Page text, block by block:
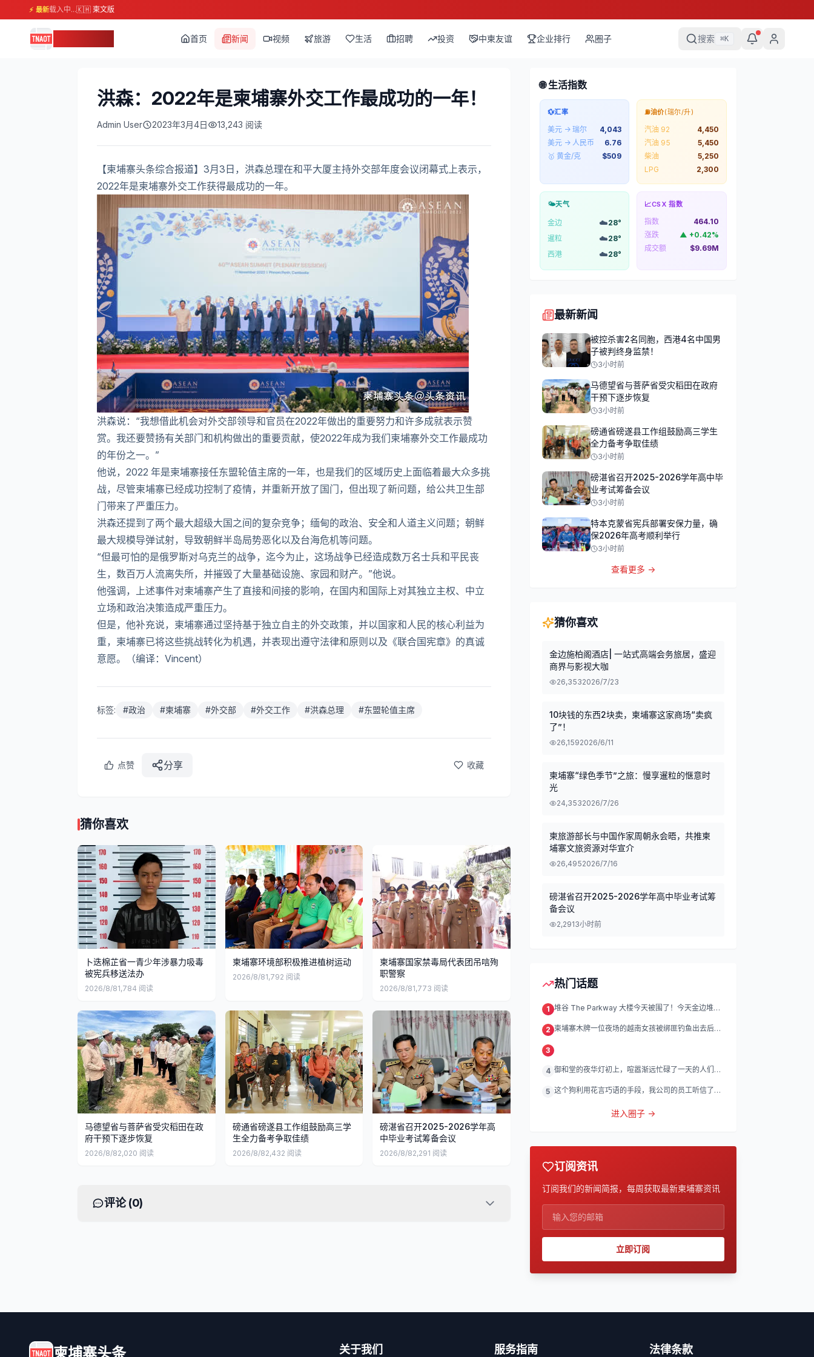
⚡ 最新载入中...🇰🇭 柬文版
首页 新闻 视频 旅游 生活 招聘 投资 中柬友谊 企业排行 圈子 搜索 ⌘K
洪森：2022年是柬埔寨外交工作最成功的一年！
Admin User 2023年3月4日 13,243 阅读
【柬埔寨头条综合报道】3月3日，洪森总理在和平大厦主持外交部年度会议闭幕式上表示，
2022年是柬埔寨外交工作获得最成功的一年。
洪森说：“我想借此机会对外交部领导和官员在2022年做出的重要努力和许多成就表示赞
赏。我还要赞扬有关部门和机构做出的重要贡献，使2022年成为我们柬埔寨外交工作最成功
的年份之一。”
他说，2022 年是柬埔寨接任东盟轮值主席的一年，也是我们的区域历史上面临着最大众多挑
战，尽管柬埔寨已经成功控制了疫情，并重新开放了国门，但出现了新问题，给公共卫生部
门带来了严重压力。
洪森还提到了两个最大超级大国之间的复杂竞争；缅甸的政治、安全和人道主义问题；朝鲜
最大规模导弹试射，导致朝鲜半岛局势恶化以及台海危机等问题。
“但最可怕的是俄罗斯对乌克兰的战争，迄今为止，这场战争已经造成数万名士兵和平民丧
生，数百万人流离失所，并摧毁了大量基础设施、家园和财产。”他说。
他强调，上述事件对柬埔寨产生了直接和间接的影响，在国内和国际上对其独立主权、中立
立场和政治决策造成严重压力。
但是，他补充说，柬埔寨通过坚持基于独立自主的外交政策，并以国家和人民的核心利益为
重，柬埔寨已将这些挑战转化为机遇，并表现出遵守法律和原则以及《联合国宪章》的真诚
意愿。（编译：Vincent）
标签: #政治 #柬埔寨 #外交部 #外交工作 #洪森总理 #东盟轮值主席
点赞 分享 收藏
猜你喜欢
卜迭棉芷省一青少年涉暴力吸毒
被宪兵移送法办
2026/8/81,784 阅读
柬埔寨环境部积极推进植树运动
2026/8/81,792 阅读
柬埔寨国家禁毒局代表团吊唁殉
职警察
2026/8/81,773 阅读
马德望省与菩萨省受灾稻田在政
府干预下逐步恢复
2026/8/82,020 阅读
磅通省磅遂县工作组鼓励高三学
生全力备考争取佳绩
2026/8/82,432 阅读
磅湛省召开2025-2026学年高
中毕业考试筹备会议
2026/8/82,291 阅读
评论 (0)
🌐 生活指数
💱汇率
美元 → 瑞尔
4,043
美元 → 人民币
6.76
🥇 黄金/克
$509
⛽油价(瑞尔/升)
汽油 92
4,450
汽油 95
5,450
柴油
5,250
LPG
2,300
🌤️天气
金边 ☁️28°
暹粒
☁️28°
西港
☁️28°
📈CSX 指数
指数
464.10
涨跌
▲ +0.42%
成交额
$9.69M
最新新闻
被控杀害2名同胞，西港4名中国男
子被判终身监禁！
3小时前
马德望省与菩萨省受灾稻田在政府
干预下逐步恢复
3小时前
磅通省磅遂县工作组鼓励高三学生
全力备考争取佳绩
3小时前
磅湛省召开2025-2026学年高中毕
业考试筹备会议
3小时前
特本克蒙省宪兵部署安保力量，确
保2026年高考顺利举行
3小时前
查看更多 →
猜你喜欢
金边施柏阁酒店| 一站式高端会务旅居，盛迎
商界与影视大咖
26,3532026/7/23
10块钱的东西2块卖，柬埔寨这家商场“卖疯
了”！
26,1592026/6/11
柬埔寨“绿色季节”之旅：慢享暹粒的惬意时
光
24,3532026/7/26
柬旅游部长与中国作家周朝永会晤，共推柬
埔寨文旅资源对华宣介
26,4952026/7/16
磅湛省召开2025-2026学年高中毕业考试筹
备会议
2,2913小时前
热门话题
1 堆谷 The Parkway 大楼今天被围了！今天金边堆谷
2 柬埔寨木牌一位夜场的越南女孩被绑匪钓鱼出去后遭
3
4 御和堂的夜华灯初上，喧嚣渐远忙碌了一天的人们渐
5 这个狗利用花言巧语的手段，我公司的员工听信了他
进入圈子 →
订阅资讯
订阅我们的新闻简报，每周获取最新柬埔寨资讯
立即订阅
柬埔寨头条 关于我们 服务指南 法律条款